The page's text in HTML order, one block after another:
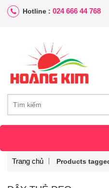
Hotline : 024 666 44 768
Trang chủ Products